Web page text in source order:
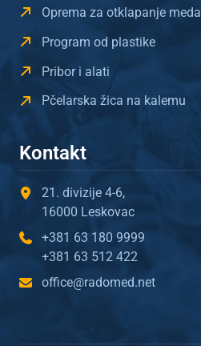
Oprema za otklapanje meda
Program od plastike
Pribor i alati
Pčelarska žica na kalemu
Kontakt
21. divizije 4-6,
16000 Leskovac
+381 63 180 9999
+381 63 512 422
office@radomed.net